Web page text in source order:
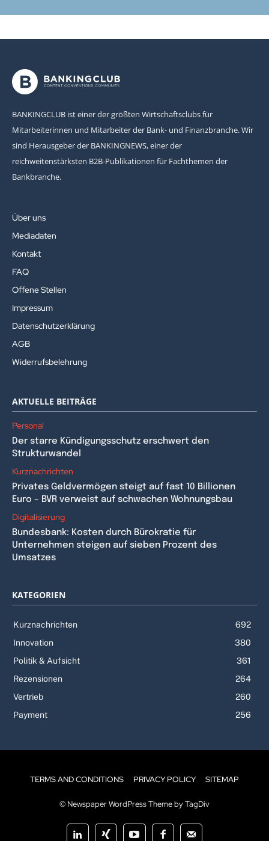
BANKINGCLUB ist einer der größten Wirtschaftsclubs für
Mitarbeiterinnen und Mitarbeiter der Bank- und Finanzbranche. Wir
sind Herausgeber der BANKINGNEWS, einer der
reichweitenstärksten B2B-Publikationen für Fachthemen der
Bankbranche.
Über uns
Mediadaten
Kontakt
FAQ
Offene Stellen
Impressum
Datenschutzerklärung
AGB
Widerrufsbelehrung
AKTUELLE BEITRÄGE
Personal
Der starre Kündigungsschutz erschwert den
Strukturwandel
Kurznachrichten
Privates Geldvermögen steigt auf fast 10 Billionen
Euro – BVR verweist auf schwachen Wohnungsbau
Digitalisierung
Bundesbank: Kosten durch Bürokratie für
Unternehmen steigen auf sieben Prozent des
Umsatzes
KATEGORIEN
Kurznachrichten
692
Innovation
380
Politik & Aufsicht
361
Rezensionen
264
Vertrieb
260
Payment
256
TERMS AND CONDITIONS PRIVACY POLICY SITEMAP
© Newspaper WordPress Theme by TagDiv